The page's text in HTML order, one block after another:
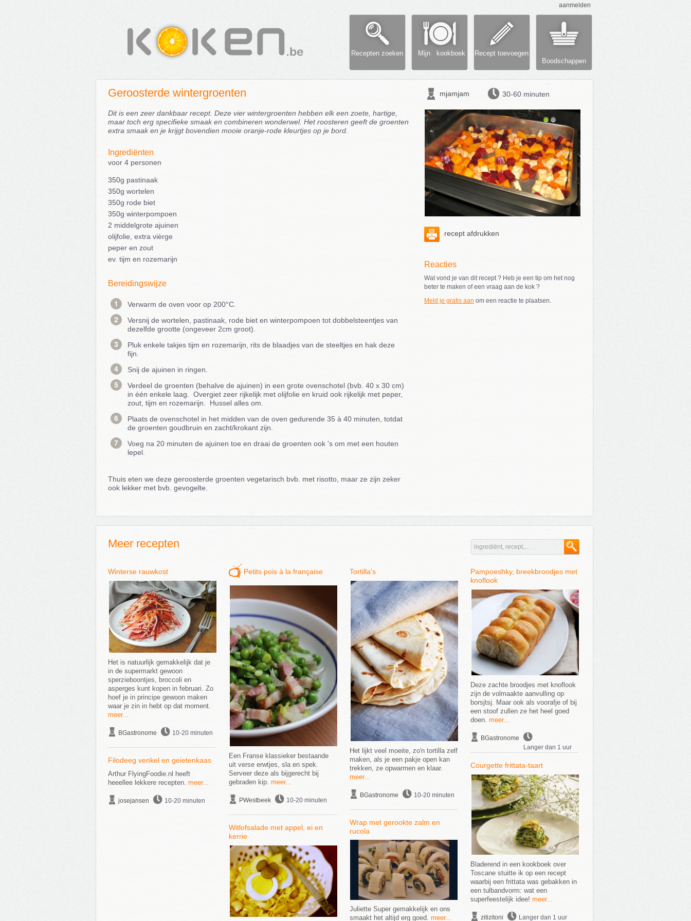
aanmelden
Recepten zoeken Mijn kookboek
Recept toevoegen
Boodschappen
Geroosterde wintergroenten mjamjam 30-60 minuten
Dit is een zeer dankbaar recept. Deze vier wintergroenten hebben elk een zoete, hartige,
maar toch erg specifieke smaak en combineren wonderwel. Het roosteren geeft de groenten
extra smaak en je krijgt bovendien mooie oranje-rode kleurtjes op je bord.
Ingrediënten
voor 4 personen
350g pastinaak
350g wortelen
350g rode biet
350g winterpompoen
2 middelgrote ajuinen
olijfolie, extra vièrge
peper en zout
ev. tijm en rozemarijn
Bereidingswijze
Verwarm de oven voor op 200°C.
Versnij de wortelen, pastinaak, rode biet en winterpompoen tot dobbelsteentjes van
dezelfde grootte (ongeveer 2cm groot).
Pluk enkele takjes tijm en rozemarijn, rits de blaadjes van de steeltjes en hak deze
fijn.
Snij de ajuinen in ringen.
Verdeel de groenten (behalve de ajuinen) in een grote ovenschotel (bvb. 40 x 30 cm)
in één enkele laag. Overgiet zeer rijkelijk met olijfolie en kruid ook rijkelijk met peper,
zout, tijm en rozemarijn. Hussel alles om.
Plaats de ovenschotel in het midden van de oven gedurende 35 à 40 minuten, totdat
de groenten goudbruin en zacht/krokant zijn.
Voeg na 20 minuten de ajuinen toe en draai de groenten ook 's om met een houten
lepel.
Thuis eten we deze geroosterde groenten vegetarisch bvb. met risotto, maar ze zijn zeker
ook lekker met bvb. gevogelte.
recept afdrukken
Reacties
Wat vond je van dit recept ? Heb je een tip om het nog
beter te maken of een vraag aan de kok ?
Meld je gratis aan om een reactie te plaatsen.
Meer recepten
Winterse rauwkost
Het is natuurlijk gemakkelijk dat je
in de supermarkt gewoon
sperzieboontjes, broccoli en
asperges kunt kopen in februari. Zo
hoef je in principe gewoon maken
waar je zin in hebt op dat moment.
meer...
BGastronome 10-20 minuten
Filodeeg venkel en geietenkaas
Arthur FlyingFoodie.nl heeft
heeellee lekkere recepten. meer...
josejansen 10-20 minuten
Petits pois à la française
Een Franse klassieker bestaande
uit verse erwtjes, sla en spek.
Serveer deze als bijgerecht bij
gebraden kip. meer...
PWestbeek 10-20 minuten
Witlofsalade met appel, ei en
kerrie
Tortilla's
Het lijkt veel moeite, zo'n tortilla zelf
maken, als je een pakje open kan
trekken, ze opwarmen en klaar.
meer...
BGastronome 10-20 minuten
Wrap met gerookte zalm en
rucola
Juliette Super gemakkelijk en ons
smaakt het altijd erg goed. meer...
Pampoeshky, breekbroodjes met
knoflook
Deze zachte broodjes met knoflook
zijn de volmaakte aanvulling op
borsjtsj. Maar ook als voorafje of bij
een stoof zullen ze het heel goed
doen. meer...
BGastronome
Langer dan 1 uur
Courgette frittata-taart
Bladerend in een kookboek over
Toscane stuitte ik op een recept
waarbij een frittata was gebakken in
een tulbandvorm: wat een
superfeestelijk idee! meer...
zitizitoni Langer dan 1 uur